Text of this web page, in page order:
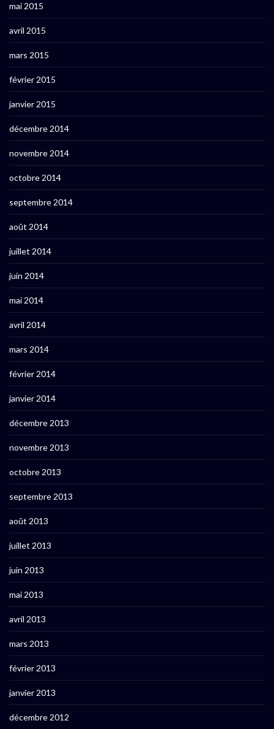
mai 2015
avril 2015
mars 2015
février 2015
janvier 2015
décembre 2014
novembre 2014
octobre 2014
septembre 2014
août 2014
juillet 2014
juin 2014
mai 2014
avril 2014
mars 2014
février 2014
janvier 2014
décembre 2013
novembre 2013
octobre 2013
septembre 2013
août 2013
juillet 2013
juin 2013
mai 2013
avril 2013
mars 2013
février 2013
janvier 2013
décembre 2012